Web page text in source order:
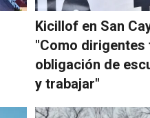
Kicillof en San
"Como dirigentes
obligación de
y trabajar"